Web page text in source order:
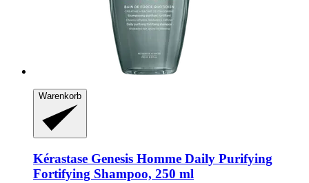
Warenkorb
Kérastase Genesis Homme Daily Purifying
Fortifying Shampoo, 250 ml